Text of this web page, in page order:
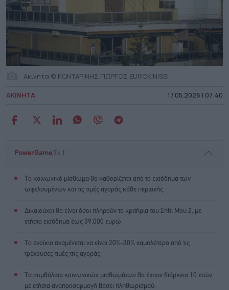
Ακίνητα © ΚΟΝΤΑΡΙΝΗΣ ΓΙΩΡΓΟΣ EUROKINISSI
ΑΚΙΝΗΤΑ 17.05.2026 | 07:40
PowerGame Σε 1'
Το κοινωνικό μίσθωμα θα καθορίζεται από το εισόδημα των
ωφελουμένων και τις τιμές αγοράς κάθε περιοχής.
Δικαιούχοι θα είναι όσοι πληρούν τα κριτήρια του Σπίτι Μου 2, με
ετήσιο εισόδημα έως 39.000 ευρώ.
Το ενοίκιο αναμένεται να είναι 20%-30% χαμηλότερο από τις
τρέχουσες τιμές της αγοράς.
Τα συμβόλαια κοινωνικών μισθωμάτων θα έχουν διάρκεια 10 ετών
με ετήσια αναπροσαρμογή βάσει πληθωρισμού.